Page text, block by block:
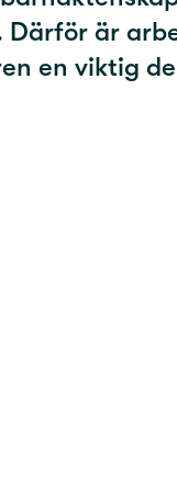
är
en viktig